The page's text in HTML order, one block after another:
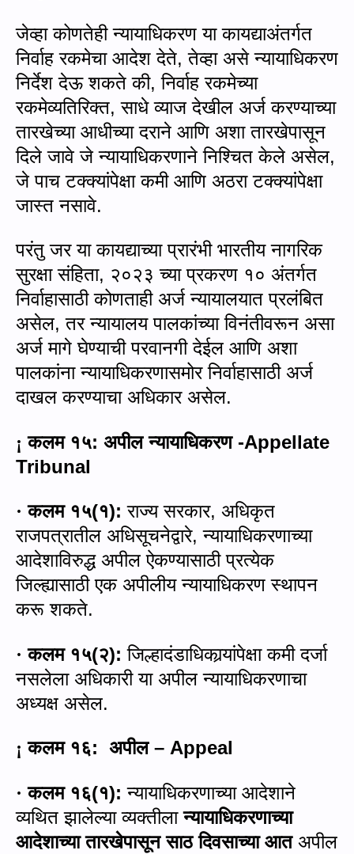
जेव्हा कोणतेही न्यायाधिकरण या कायद्याअंतर्गत
निर्वाह रकमेचा आदेश देते,तेव्हा असे न्यायाधिकरण
निर्देश देऊ शकते की, निर्वाह रकमेच्‍या
रकमेव्यतिरिक्त,साधे व्याज देखील अर्ज करण्याच्या
तारखेच्या आधीच्या दराने आणि अशा तारखेपासून
दिले जावे जे न्यायाधिकरणाने निश्चित केले असेल,
जे पाच टक्क्यांपेक्षा कमी आणि अठरा टक्क्यांपेक्षा
जास्त नसावे.
परंतु जर या कायद्याच्या प्रारंभी भारतीय नागरिक
सुरक्षा संहिता, २०२३ च्या प्रकरण १० अंतर्गत
निर्वाहासाठी कोणताही अर्ज न्यायालयात प्रलंबित
असेल,तर न्यायालय पालकांच्या विनंतीवरून असा
अर्ज मागे घेण्याची परवानगी देईल आणि अशा
पालकांना न्यायाधिकरणासमोर निर्वाहासाठी अर्ज
दाखल करण्याचा अधिकार असेल.
¡ कलम १५: अपील न्यायाधिकरण -Appellate
Tribunal
· कलम १५(१): राज्य सरकार, अधिकृत
राजपत्रातील अधिसूचनेद्वारे,न्यायाधिकरणाच्या
आदेशाविरुद्ध अपील ऐकण्यासाठी प्रत्येक
जिल्ह्यासाठी एक अपीलीय न्यायाधिकरण स्थापन
करू शकते.
· कलम १५(२): जिल्हादंडाधिकार्‍यांपेक्षा कमी दर्जा
नसलेला अधिकारी या अपील न्यायाधिकरणाचा
अध्यक्ष असेल.
¡ कलम १६: अपील – Appeal
· कलम १६(१): न्यायाधिकरणाच्या आदेशाने
व्यथित झालेल्या व्यक्तीलान्यायाधिकरणाच्या
आदेशाच्या तारखेपासून साठ दिवसाच्या आत अपील